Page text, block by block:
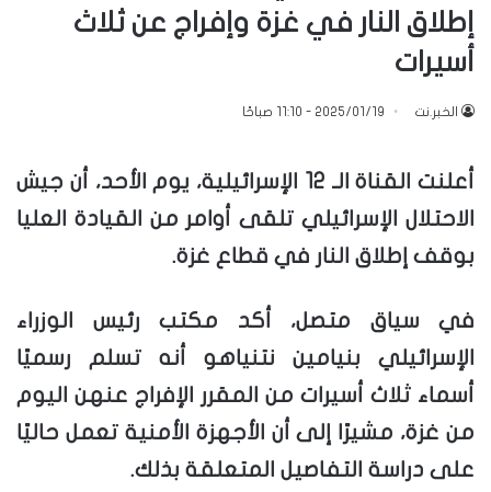
إطلاق النار في غزة وإفراج عن ثلاث
أسيرات
الخبر.نت 2025/01/19 - 11:10 صباحًا
أعلنت القناة الـ 12 الإسرائيلية، يوم الأحد، أن جيش
الاحتلال الإسرائيلي تلقى أوامر من القيادة العليا
بوقف إطلاق النار في قطاع غزة.
في سياق متصل، أكد مكتب رئيس الوزراء
الإسرائيلي بنيامين نتنياهو أنه تسلم رسميًا
أسماء ثلاث أسيرات من المقرر الإفراج عنهن اليوم
من غزة، مشيرًا إلى أن الأجهزة الأمنية تعمل حاليًا
على دراسة التفاصيل المتعلقة بذلك.